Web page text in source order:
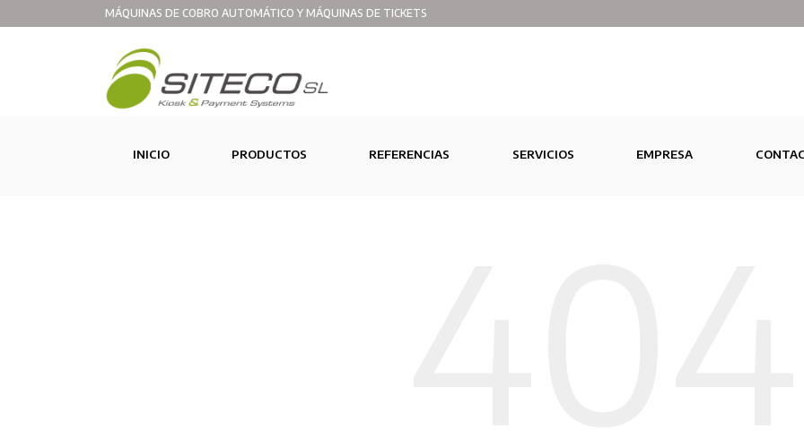
MÁQUINAS DE COBRO AUTOMÁTICO Y MÁQUINAS DE TICKETS
INICIO PRODUCTOS REFERENCIAS SERVICIOS EMPRESA